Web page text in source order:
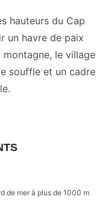
hauteurs du Cap
un havre de paix
le village
souffle et un cadre
de mer à plus de 1000 m